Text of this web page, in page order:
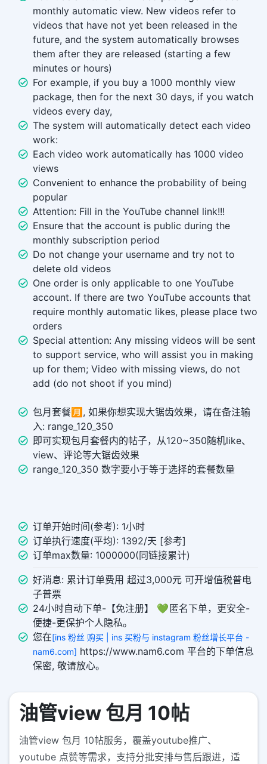
monthly automatic view. New videos refer to
videos that have not yet been released in the
future, and the system automatically browses
them after they are released (starting a few
minutes or hours)
For example, if you buy a 1000 monthly view
package, then for the next 30 days, if you watch
videos every day,
The system will automatically detect each video
work:
Each video work automatically has 1000 video
views
Convenient to enhance the probability of being
popular
Attention: Fill in the YouTube channel link!!!
Ensure that the account is public during the
monthly subscription period
Do not change your username and try not to
delete old videos
One order is only applicable to one YouTube
account. If there are two YouTube accounts that
require monthly automatic likes, please place two
orders
Special attention: Any missing videos will be sent
to support service, who will assist you in making
up for them; Video with missing views, do not
add (do not shoot if you mind)
包月套餐🈷️, 如果你想实现大锯齿效果，请在备注输
入: range_120_350
即可实现包月套餐内的帖子，从120~350随机like、
view、评论等大锯齿效果
range_120_350 数字要小于等于选择的套餐数量
订单开始时间(参考): 1小时
订单执行速度(平均): 1392/天 [参考]
订单max数量: 1000000(同链接累计)
好消息: 累计订单费用 超过3,000元 可开增值税普电
子普票
24小时自动下单-【免注册】 💚 匿名下单，更安全-
便捷-更保护个人隐私。
您在[ins 粉丝 购买 | ins 买粉与 instagram 粉丝增长平台 -
nam6.com] https://www.nam6.com 平台的下单信息
保密, 敬请放心。
油管view 包月 10帖
油管view 包月 10帖服务，覆盖youtube推广、
youtube 点赞等需求，支持分批安排与售后跟进，适